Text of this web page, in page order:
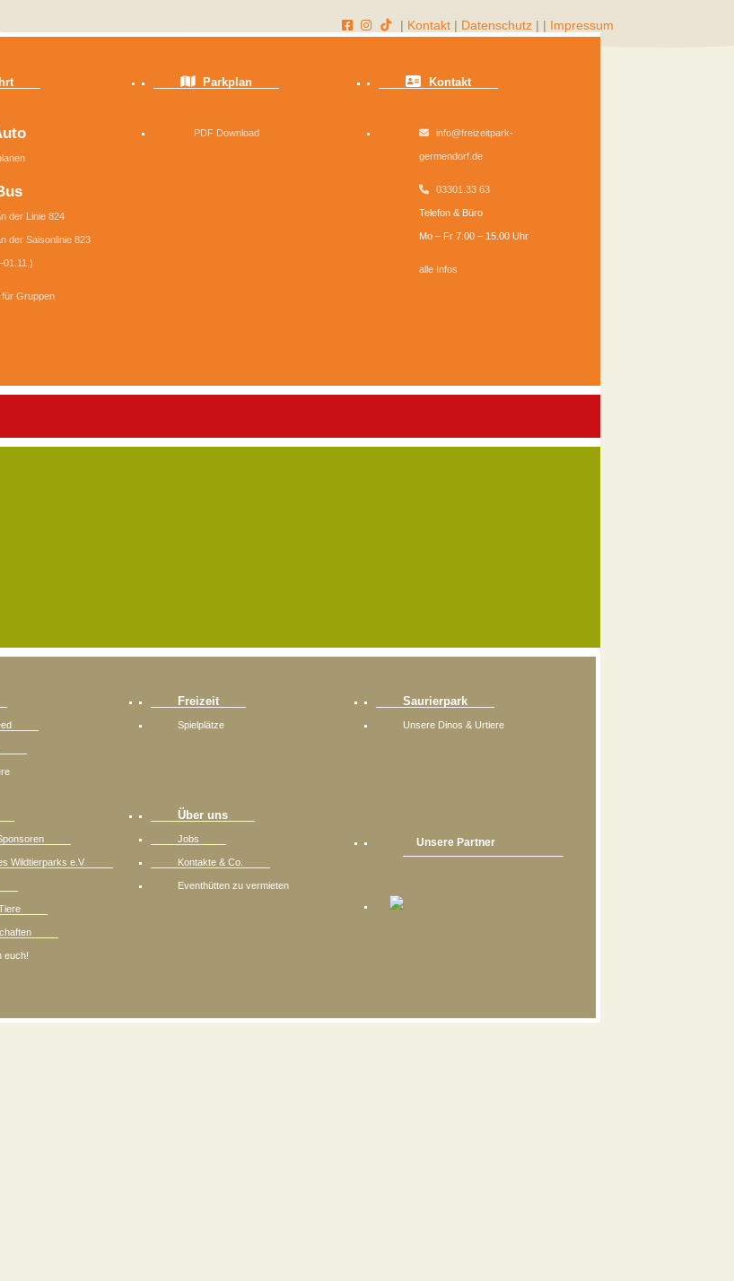
| Kontakt | Datenschutz| | Impressum
der Linie 824
der Saisonlinie 823
Gruppen
Parkplan
PDF Download
Kontakt
info@freizeitpark-
germendorf.de
03301.33 63
Telefon & Büro
Mo – Fr 7.00 – 15.00 Uhr
alle Infos
Freizeit
Spielplätze
Saurierpark
Unsere Dinos & Urtiere
Wildtierparks e.V.
euch!
Über uns
Jobs
Kontakte & Co.
Eventhütten zu vermieten
Unsere Partner